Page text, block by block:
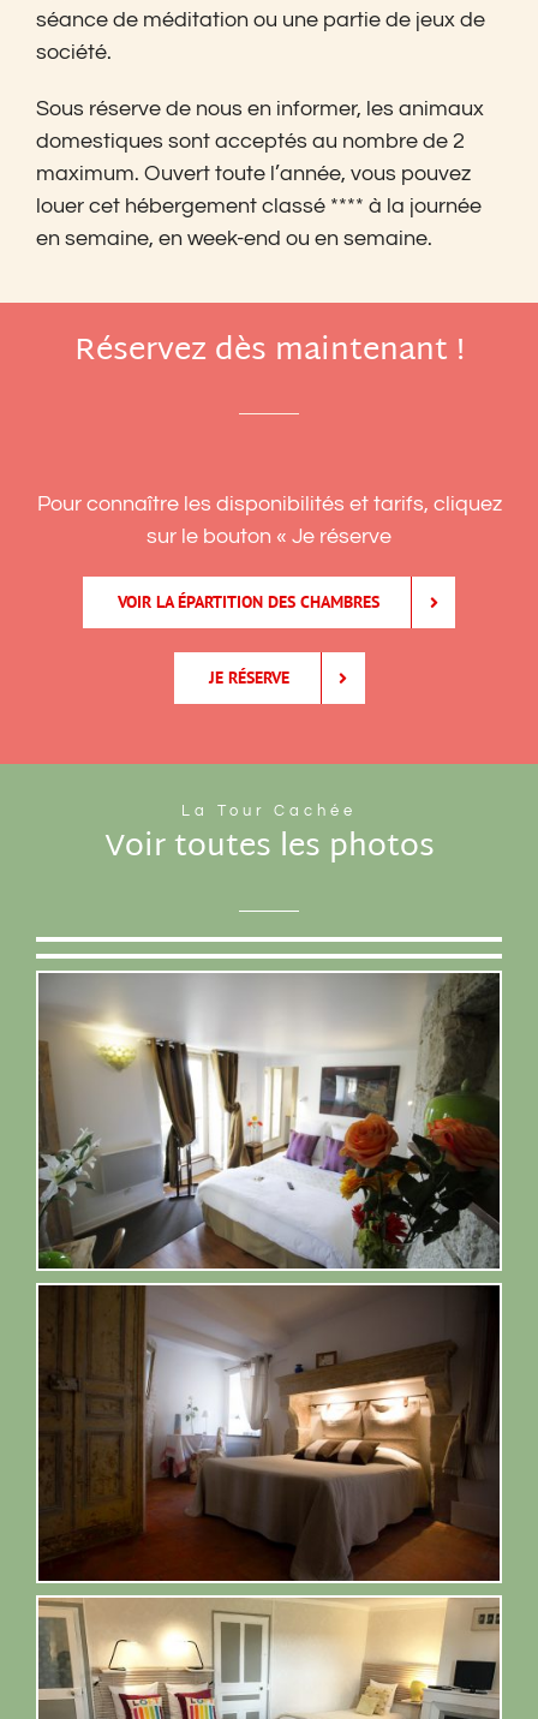
séance de méditation ou une partie de jeux de
société.
Sous réserve de nous en informer, les animaux
domestiques sont acceptés au nombre de 2
maximum. Ouvert toute l’année, vous pouvez
louer cet hébergement classé **** à la journée
en semaine, en week-end ou en semaine.
Réservez dès maintenant !
Pour connaître les disponibilités et tarifs, cliquez
sur le bouton « Je réserve
VOIR LA ÉPARTITION DES CHAMBRES
JE RÉSERVE
La Tour Cachée
Voir toutes les photos